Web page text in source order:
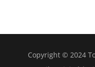
Copyright © 2024